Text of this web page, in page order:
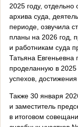
2025 году, отдельно
архива суда,
периоде, озвучила
планы на 2026 год,
и работникам суда
Татьяна Евгеньевна
проделанную в
успехов,
Также 30 января
и заместитель
в итоговом